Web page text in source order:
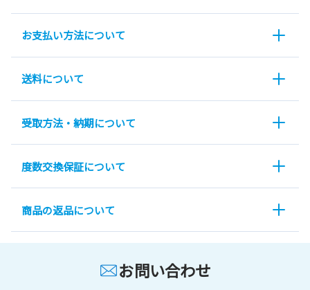
お支払い方法について
送料について
受取方法・納期について
度数交換保証について
商品の返品について
お問い合わせ